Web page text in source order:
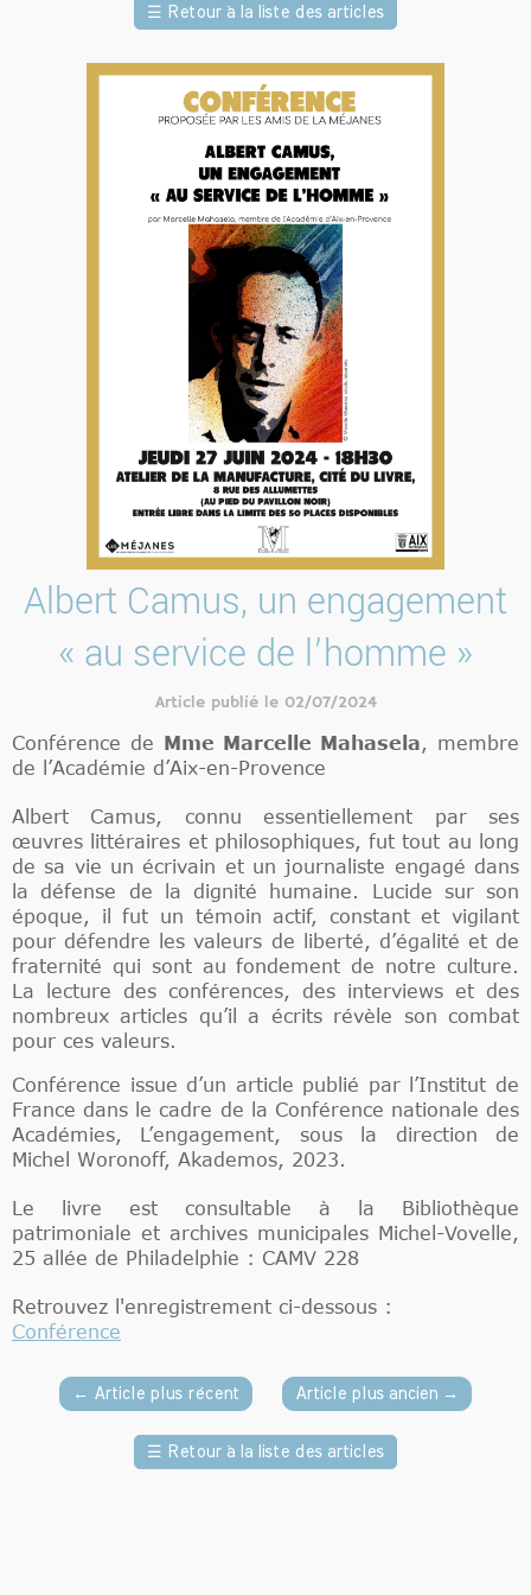
☰ Retour à la liste des articles
Albert Camus, un engagement
« au service de l’homme »
Article publié le 02/07/2024
Conférence de Mme Marcelle Mahasela, membre
de l’Académie d’Aix-en-Provence
Albert Camus, connu essentiellement par ses
œuvres littéraires et philosophiques, fut tout au long
de sa vie un écrivain et un journaliste engagé dans
la défense de la dignité humaine. Lucide sur son
époque, il fut un témoin actif, constant et vigilant
pour défendre les valeurs de liberté, d’égalité et de
fraternité qui sont au fondement de notre culture.
La lecture des conférences, des interviews et des
nombreux articles qu’il a écrits révèle son combat
pour ces valeurs.
Conférence issue d’un article publié par l’Institut de
France dans le cadre de la Conférence nationale des
Académies, L’engagement, sous la direction de
Michel Woronoff, Akademos, 2023.
Le livre est consultable à la Bibliothèque
patrimoniale et archives municipales Michel-Vovelle,
25 allée de Philadelphie : CAMV 228
Retrouvez l'enregistrement ci-dessous :
Conférence
← Article plus récent Article plus ancien →
☰ Retour à la liste des articles